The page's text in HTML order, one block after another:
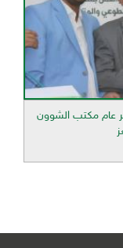
عام مكتب الشوون